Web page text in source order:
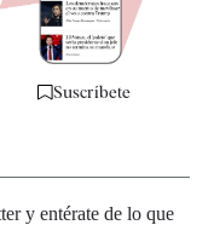
Suscríbete
y entérate de lo que